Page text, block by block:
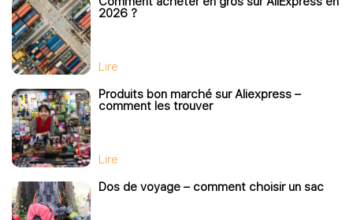
2026 ?
Lire
Produits bon marché sur Aliexpress –
comment les trouver
Lire
Dos de voyage – comment choisir un sac